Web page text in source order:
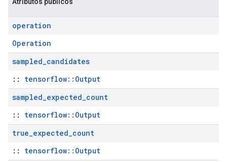
operation
Operation
sampled_candidates
:: tensorflow::Output
sampled_expected_count
:: tensorflow::Output
true_expected_count
:: tensorflow::Output